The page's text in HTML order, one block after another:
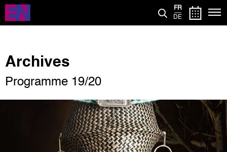
Aller
contenu
FR
DE
Archives
Programme 19/20